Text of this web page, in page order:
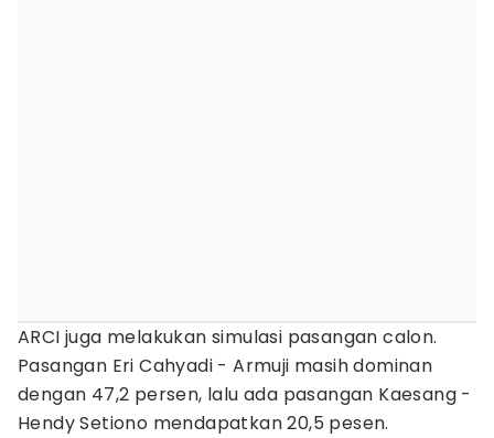
ARCI juga melakukan simulasi pasangan calon.
Pasangan Eri Cahyadi - Armuji masih dominan
dengan 47,2 persen, lalu ada pasangan Kaesang -
Hendy Setiono mendapatkan 20,5 pesen.